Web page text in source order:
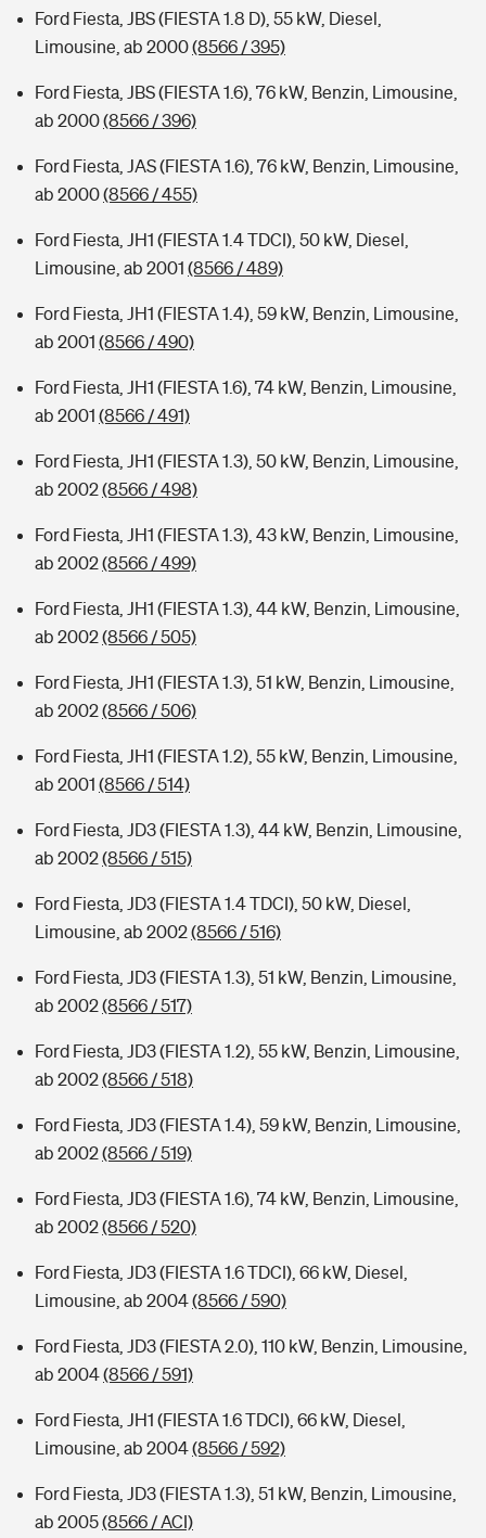
Ford Fiesta, JBS (FIESTA 1.8 D), 55 kW, Diesel,
Limousine, ab 2000(8566 / 395)
Ford Fiesta, JBS (FIESTA 1.6), 76 kW, Benzin, Limousine,
ab 2000(8566 / 396)
Ford Fiesta, JAS (FIESTA 1.6), 76 kW, Benzin, Limousine,
ab 2000(8566 / 455)
Ford Fiesta, JH1 (FIESTA 1.4 TDCI), 50 kW, Diesel,
Limousine, ab 2001 (8566 / 489)
Ford Fiesta, JH1 (FIESTA 1.4), 59 kW, Benzin, Limousine,
ab 2001 (8566 / 490)
Ford Fiesta, JH1 (FIESTA 1.6), 74 kW, Benzin, Limousine,
ab 2001 (8566 / 491)
Ford Fiesta, JH1 (FIESTA 1.3), 50 kW, Benzin, Limousine,
ab 2002(8566 / 498)
Ford Fiesta, JH1 (FIESTA 1.3), 43 kW, Benzin, Limousine,
ab 2002(8566 / 499)
Ford Fiesta, JH1 (FIESTA 1.3), 44 kW, Benzin, Limousine,
ab 2002(8566 / 505)
Ford Fiesta, JH1 (FIESTA 1.3), 51 kW, Benzin, Limousine,
ab 2002(8566 / 506)
Ford Fiesta, JH1 (FIESTA 1.2), 55 kW, Benzin, Limousine,
ab 2001 (8566 / 514)
Ford Fiesta, JD3 (FIESTA 1.3), 44 kW, Benzin, Limousine,
ab 2002(8566 / 515)
Ford Fiesta, JD3 (FIESTA 1.4 TDCI), 50 kW, Diesel,
Limousine, ab 2002(8566 / 516)
Ford Fiesta, JD3 (FIESTA 1.3), 51 kW, Benzin, Limousine,
ab 2002(8566 / 517)
Ford Fiesta, JD3 (FIESTA 1.2), 55 kW, Benzin, Limousine,
ab 2002(8566 / 518)
Ford Fiesta, JD3 (FIESTA 1.4), 59 kW, Benzin, Limousine,
ab 2002(8566 / 519)
Ford Fiesta, JD3 (FIESTA 1.6), 74 kW, Benzin, Limousine,
ab 2002(8566 / 520)
Ford Fiesta, JD3 (FIESTA 1.6 TDCI), 66 kW, Diesel,
Limousine, ab 2004(8566 / 590)
Ford Fiesta, JD3 (FIESTA 2.0), 110 kW, Benzin, Limousine,
ab 2004(8566 / 591)
Ford Fiesta, JH1 (FIESTA 1.6 TDCI), 66 kW, Diesel,
Limousine, ab 2004(8566 / 592)
Ford Fiesta, JD3 (FIESTA 1.3), 51 kW, Benzin, Limousine,
ab 2005(8566 / ACI)